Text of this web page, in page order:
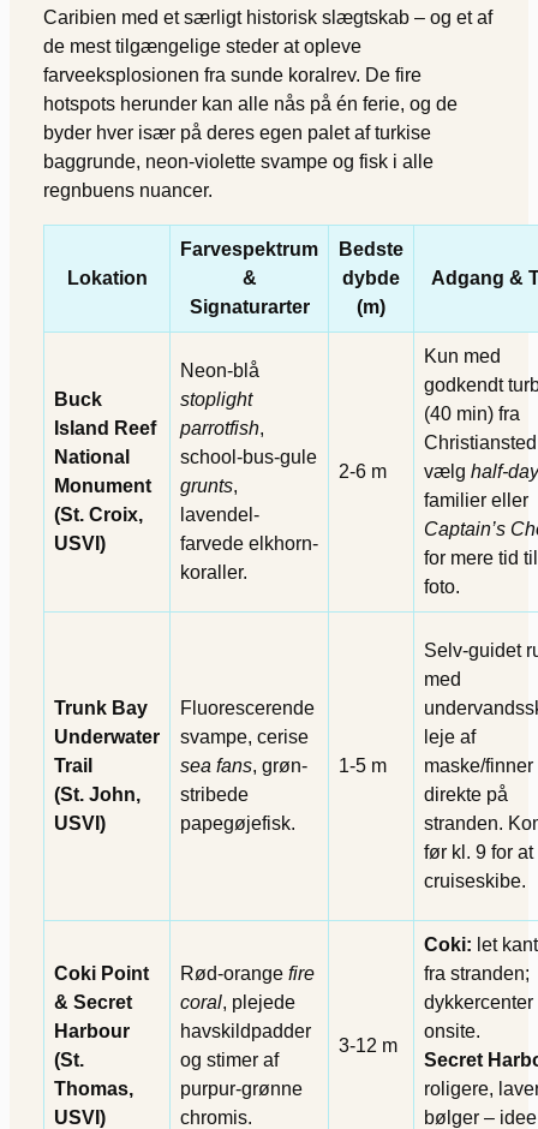
Caribien med et særligt historisk slægtskab – og et af
de mest tilgængelige steder at opleve
farveeksplosionen fra sunde koralrev. De fire
hotspots herunder kan alle nås på én ferie, og de
byder hver især på deres egen palet af turkise
baggrunde, neon-violette svampe og fisk i alle
regnbuens nuancer.
Lokation
Farvespektrum
&
Signaturarter
Bedste
dybde
(m)
Adgang &
Buck
Island Reef
National
Monument
(St. Croix,
USVI)
Neon-blå
stoplight
parrotfish,
school-bus-gule
grunts,
lavendel-
farvede elkhorn-
koraller.
2-6 m
Kun med
godkendt
(40 min) fra
vælg half-day
familier eller
Captain’s
for mere tid til
foto.
Trunk Bay
Underwater
Trail
(St. John,
USVI)
Fluorescerende
svampe, cerise
sea fans, grøn-
stribede
papegøjefisk.
1-5 m
Selv-guidet
med
leje af
maske/finner
direkte på
stranden.
før kl. 9 for at
cruiseskibe.
Coki Point
& Secret
Harbour
(St.
Thomas,
USVI)
Rød-orange fire
coral, plejede
havskildpadder
og stimer af
purpur-grønne
chromis.
3-12 m
Coki: let
fra stranden;
dykkercenter
onsite.
Secret
roligere,
bølger –